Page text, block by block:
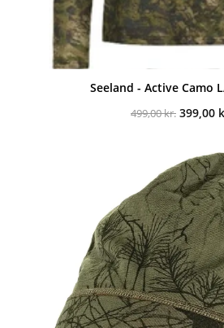
Seeland - Active Camo
499,00kr. Den
499,00
399,00